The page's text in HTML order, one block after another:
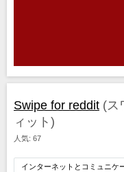
Swipe for reddit (ス
ィット)
人気: 67
インターネットとコミュニケ